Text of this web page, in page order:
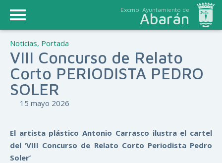
Excmo. Ayuntamiento de
Abarán
Noticias, Portada
VIII Concurso de Relato
Corto PERIODISTA PEDRO
SOLER
15 mayo 2026
El artista plástico Antonio Carrasco ilustra el cartel
del ‘VIII Concurso de Relato Corto Periodista Pedro
Soler’